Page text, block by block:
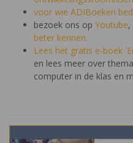
voor wie ADIBoeken
bezoek ons op Youtube,
beter kennen.
Lees het gratis e-boek
en lees meer over
computer in de klas en